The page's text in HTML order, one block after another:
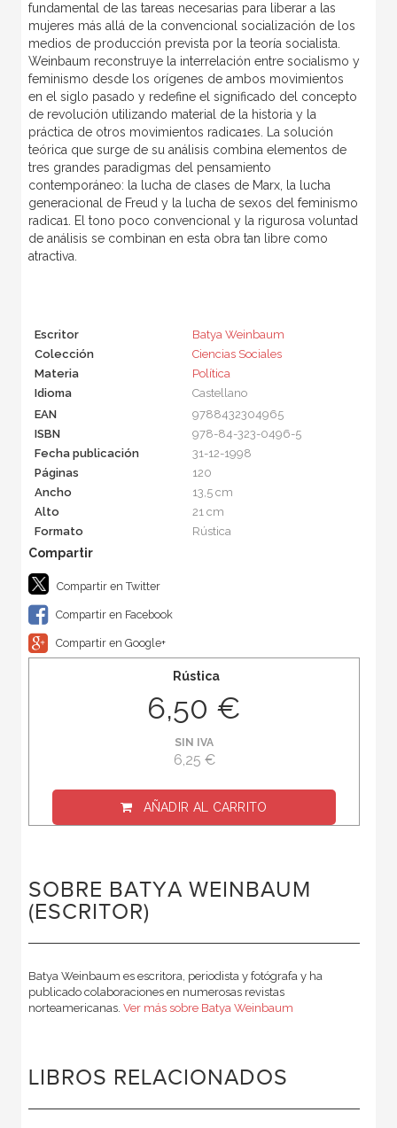
fundamental de las tareas necesarias para liberar a las
mujeres más allá de la convencional socialización de los
medios de producción prevista por la teoría socialista.
Weinbaum reconstruye la interrelación entre socialismo y
feminismo desde los orígenes de ambos movimientos
en el siglo pasado y redefine el significado del concepto
de revolución utilizando material de la historia y la
práctica de otros movimientos radica1es. La solución
teórica que surge de su análisis combina elementos de
tres grandes paradigmas del pensamiento
contemporáneo: la lucha de clases de Marx, la lucha
generacional de Freud y la lucha de sexos del feminismo
radica1. El tono poco convencional y la rigurosa voluntad
de análisis se combinan en esta obra tan libre como
atractiva.
Escritor
Batya Weinbaum
Colección
Ciencias Sociales
Materia
Política
Idioma
Castellano
EAN
9788432304965
ISBN
978-84-323-0496-5
Fecha publicación
31-12-1998
Páginas
120
Ancho
13,5 cm
Alto
21 cm
Formato
Rústica
Compartir en Twitter
Compartir en Facebook
Compartir en Google+
Rústica
6,50 €
SIN IVA
6,25 €
AÑADIR AL CARRITO
SOBRE BATYA WEINBAUM
(ESCRITOR)
Batya Weinbaum es escritora, periodista y fotógrafa y ha
publicado colaboraciones en numerosas revistas
norteamericanas. Ver más sobre Batya Weinbaum
LIBROS RELACIONADOS